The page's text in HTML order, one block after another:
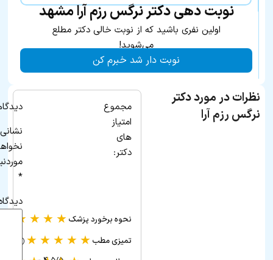
نوبت دهی دکتر نرگس رزم آرا مشهد
اولین نفری باشید که از نوبت خالی دکتر مطلع
می‌شوید!
نوبت دار شد خبرم کن
نظرات در مورد دکتر
نرگس رزم آرا
مجموع
امتیاز
های
دکتر:
نحوه برخورد پزشک ★
★
★
★
تمیزی مطب ★
★
★
★
★ (۲ رأی)
*